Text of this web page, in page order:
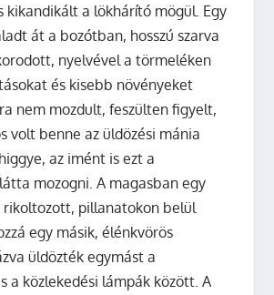
kikandikált a lökhárító mögül. Egy
át a bozótban, hosszú szarva
nyelvével a törmeléken
és kisebb növényeket
nem mozdult, feszülten figyelt,
volt benne az üldözési mánia
az imént is ezt a
mozogni. A magasban egy
pillanatokon belül
egy másik, élénkvörös
üldözték egymást a
a közlekedési lámpák között. A